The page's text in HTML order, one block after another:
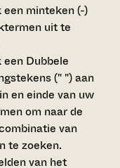
een minteken (-)
uit te
een Dubbele
(" ")aan
en einde van uw
om naar de
van
te zoeken.
van het